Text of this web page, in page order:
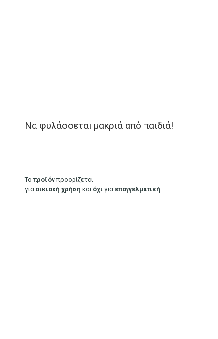
Να φυλάσσεται μακριά από παιδιά!
Τοπροϊόνπροορίζεται
για οικιακή χρήση και όχι για επαγγελματική